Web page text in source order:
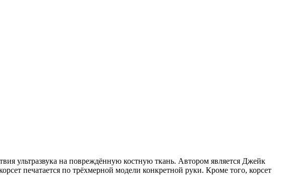
ультразвука на повреждённую костную ткань. Автором является Джейк
печатается по трёхмерной модели конкретной руки. Кроме того, корсет